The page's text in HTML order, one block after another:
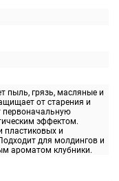
пыль, грязь, масляные и
от старения и
первоначальную
эффектом.
пластиковых и
для молдингов и
ароматом клубники.